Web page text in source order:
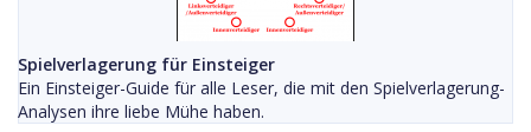
Spielverlagerung für Einsteiger
Ein Einsteiger-Guide für alle Leser, die mit den Spielverlagerung-
Analysen ihre liebe Mühe haben.